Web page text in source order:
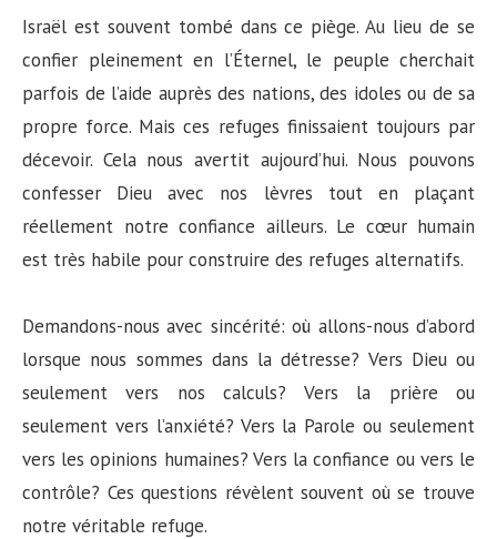
Israël est souvent tombé dans ce piège. Au lieu de se
confier pleinement en l’Éternel, le peuple cherchait
parfois de l’aide auprès des nations, des idoles ou de sa
propre force. Mais ces refuges finissaient toujours par
décevoir. Cela nous avertit aujourd’hui. Nous pouvons
confesser Dieu avec nos lèvres tout en plaçant
réellement notre confiance ailleurs. Le cœur humain
est très habile pour construire des refuges alternatifs.
Demandons-nous avec sincérité: où allons-nous d’abord
lorsque nous sommes dans la détresse? Vers Dieu ou
seulement vers nos calculs? Vers la prière ou
seulement vers l’anxiété? Vers la Parole ou seulement
vers les opinions humaines? Vers la confiance ou vers le
contrôle? Ces questions révèlent souvent où se trouve
notre véritable refuge.